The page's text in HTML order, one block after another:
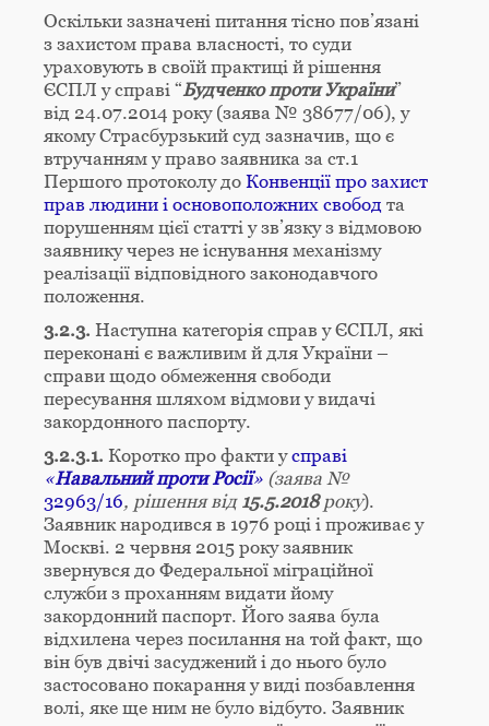
Оскільки зазначені питання тісно пов’язані
з захистом права власності, то суди
ураховують в своїй практиці й рішення
ЄСПЛ у справі “Будченко проти України”
від 24.07.2014 року (заява № 38677/06), у
якому Страсбурзький суд зазначив, що є
втручанням у право заявника за ст.1
Першого протоколу до Конвенції про захист
прав людини і основоположних свобод та
порушенням цієї статті у зв’язку з відмовою
заявнику через не існування механізму
реалізації відповідного законодавчого
положення.
3.2.3. Наступна категорія справ у ЄСПЛ, які
переконані є важливим й для України –
справи щодо обмеження свободи
пересування шляхом відмови у видачі
закордонного паспорту.
3.2.3.1. Коротко про факти усправі
«Навальний проти Росії» (заява №
32963/16, рішення від 15.5.2018року).
Заявник народився в 1976 році і проживає у
Москві. 2 червня 2015 року заявник
звернувся до Федеральної міграційної
служби з проханням видати йому
закордонний паспорт. Його заява була
відхилена через посилання на той факт, що
він був двічі засуджений і до нього було
застосовано покарання у виді позбавлення
волі, яке ще ним не було відбуто. Заявник